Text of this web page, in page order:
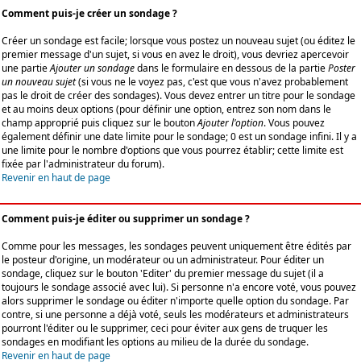
Comment puis-je créer un sondage ?
Créer un sondage est facile; lorsque vous postez un nouveau sujet (ou éditez le
premier message d'un sujet, si vous en avez le droit), vous devriez apercevoir
une partieAjouter un sondagedans le formulaire en dessous de la partiePoster
un nouveau sujet(si vous ne le voyez pas, c'est que vous n'avez probablement
pas le droit de créer des sondages). Vous devez entrer un titre pour le sondage
et au moins deux options (pour définir une option, entrez son nom dans le
champ approprié puis cliquez sur le boutonAjouter l'option. Vous pouvez
également définir une date limite pour le sondage; 0 est un sondage infini. Il y a
une limite pour le nombre d'options que vous pourrez établir; cette limite est
fixée par l'administrateur du forum).
Revenir en haut de page
Comment puis-je éditer ou supprimer un sondage ?
Comme pour les messages, les sondages peuvent uniquement être édités par
le posteur d'origine, un modérateur ou un administrateur. Pour éditer un
sondage, cliquez sur le bouton 'Editer' du premier message du sujet (il a
toujours le sondage associé avec lui). Si personne n'a encore voté, vous pouvez
alors supprimer le sondage ou éditer n'importe quelle option du sondage. Par
contre, si une personne a déjà voté, seuls les modérateurs et administrateurs
pourront l'éditer ou le supprimer, ceci pour éviter aux gens de truquer les
sondages en modifiant les options au milieu de la durée du sondage.
Revenir en haut de page